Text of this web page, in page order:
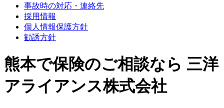
事故時の対応・連絡先
採用情報
個人情報保護方針
勧誘方針
熊本で保険のご相談なら 三洋
アライアンス株式会社